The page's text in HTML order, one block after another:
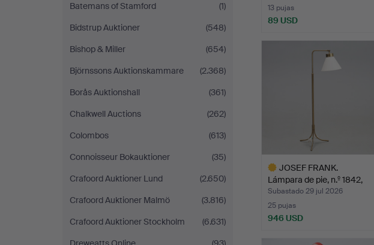
Batemans of Stamford
(1)
Bidstrup Auktioner
(548)
Bishop & Miller
(654)
Björnssons Auktionskammare
(2.368)
Borås Auktionshall
(361)
Chalkwell Auctions
(262)
Colombos
(613)
Connoisseur Bokauktioner
(35)
Crafoord Auktioner Lund
(2.650)
Crafoord Auktioner Malmö
(3.816)
Crafoord Auktioner Stockholm
(6.631)
13 pujas
89 USD
JOSEF FRANK.
Lámpara de pie, n.º 1842,
par…
Subastado 29 jul 2026
25 pujas
946 USD